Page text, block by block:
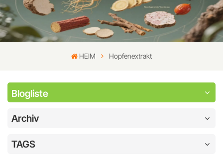
HEIM Hopfenextrakt
Blogliste
Archiv
TAGS